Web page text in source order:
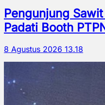
Pengunjung
Padati Booth
8 Agustus 2026 13.18